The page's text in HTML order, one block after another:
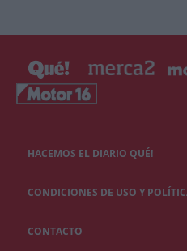
HACEMOS EL DIARIO QUÉ!
CONDICIONES DE USO Y
CONTACTO